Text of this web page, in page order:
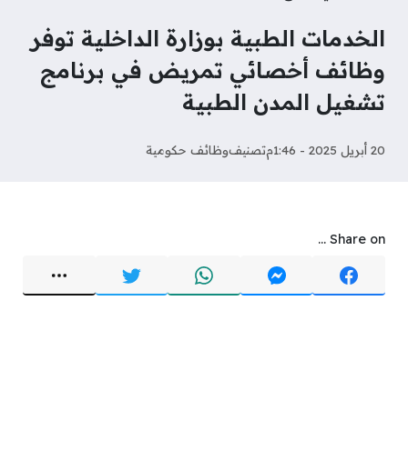
الخدمات الطبية بوزارة الداخلية توفر
وظائف أخصائي تمريض في برنامج
تشغيل المدن الطبية
20 أبريل 2025 - 1:46م تصنيفوظائف حكومية
Share on ...